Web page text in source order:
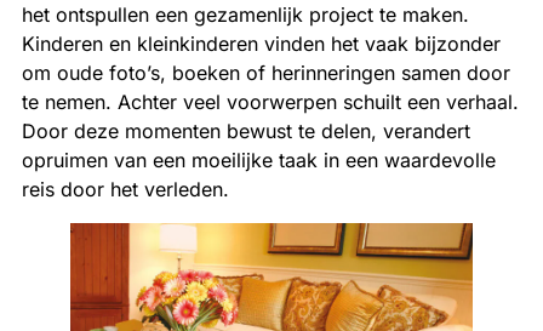
het ontspullen een gezamenlijk project te maken.
Kinderen en kleinkinderen vinden het vaak bijzonder
om oude foto’s, boeken of herinneringen samen door
te nemen. Achter veel voorwerpen schuilt een verhaal.
Door deze momenten bewust te delen, verandert
opruimen van een moeilijke taak in een waardevolle
reis door het verleden.